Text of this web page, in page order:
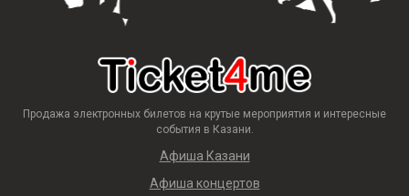
Продажа электронных билетов на крутые мероприятия и интересные
события в Казани.
Афиша Казани
Афиша концертов